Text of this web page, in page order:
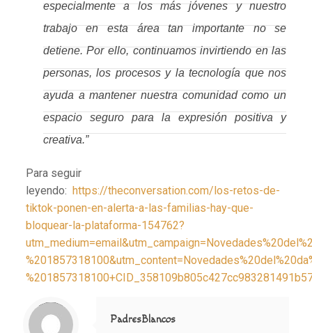
especialmente a los más jóvenes y nuestro
trabajo en esta área tan importante no se
detiene. Por ello, continuamos invirtiendo en las
personas, los procesos y la tecnología que nos
ayuda a mantener nuestra comunidad como un
espacio seguro para la expresión positiva y
creativa.”
Para seguir
leyendo: https://theconversation.com/los-retos-de-
tiktok-ponen-en-alerta-a-las-familias-hay-que-
bloquear-la-plataforma-154762?
Notice
: Trying to access array offset on value of type null in
/home/misioner/public_html/padresblancos/themes/betheme/includes/content-single.php
on line
286
PadresBlancos